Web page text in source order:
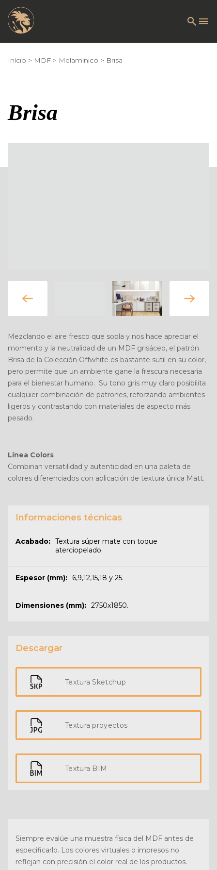
Início MDF Melamínico Brisa
Brisa
Mezclando el aire fresco que sopla y nos hace apreciar el
momento y la neutralidad de un MDF grisáceo, el patrón
Brisa de la Colección Offwhite es bastante sutil en su color,
pero permite que un ambiente gane la frescura necesaria
para el bienestar humano. Su tono gris muy claro posibilita
cualquier combinación de patrones, reforzando ambientes
ligeros y contrastando con materiales de aspecto más
pesado.
Línea Colors
Combinan versatilidad y autenticidad en una paleta de
colores diferenciados con aplicación de textura única Matt.
Informaciones técnicas
Acabado: Textura súper mate con toque
aterciopelado.
Espesor (mm): 6,9,12,15,18 y 25.
Dimensiones (mm): 2750x1850.
Descargar
Textura Sketchup
Textura proyectos
Textura BIM
Siempre evalúe una muestra física del MDF antes de
especificarlo. Los colores virtuales o impresos no
reflejan con precisión el color real de los productos.